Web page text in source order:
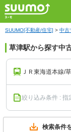
SUUMO[不動産/住宅] > 中古
草津駅から探す中
ＪＲ東海道本線/
絞り込み条件 : 指
検索条件